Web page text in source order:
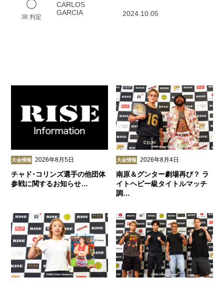
3R 判定
CARLOS
GARCIA
2024.10.05
大会情報 2026年8月5日
チャド･コリンズ選手の他団体
参戦に関するお知らせ…
大会情報 2026年8月4日
南原＆グンター劇場再び？ ラ
イトヘビー級タイトルマッチ
調…